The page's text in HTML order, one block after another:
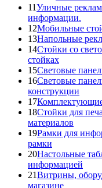
11Уличные
информации.
12Мобильные
13Напольные
14Стойки со
стойках
15Световые
16Световые
конструкции
17Комплектующие
18Стойки для
материалов
19Рамки для
рамки
20Настольные
информацией
21Витрины,
магазине